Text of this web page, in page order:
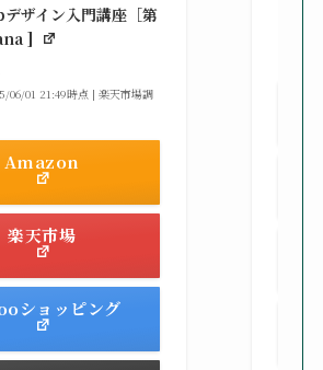
ザイン入門講座［第
]
06/01 21:49時点 | 楽天市場調
Amazon
楽天市場
ショッピング